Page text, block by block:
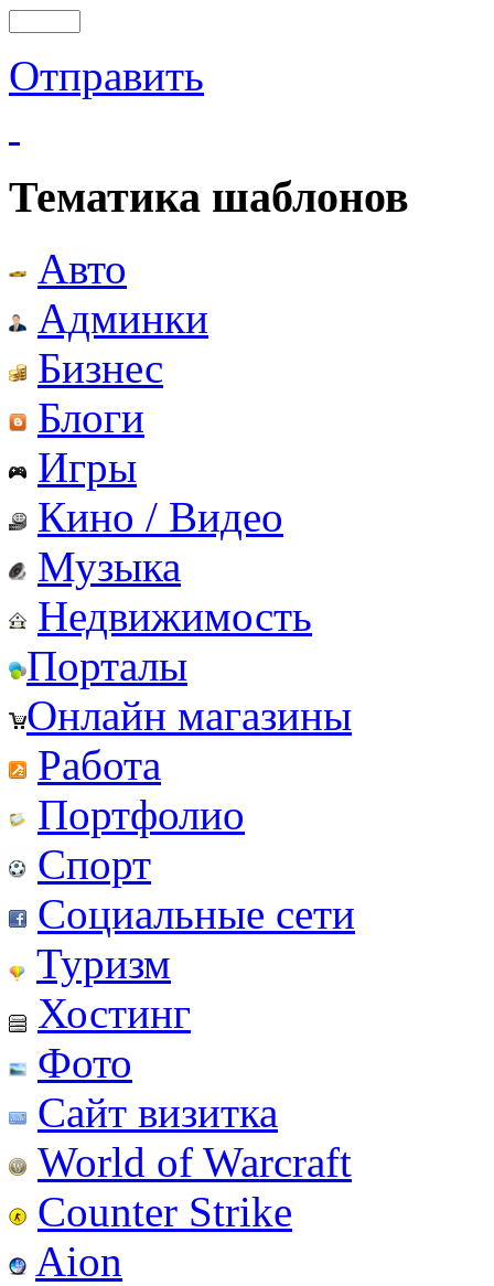
Отправить
Тематика шаблонов
Авто
Админки
Бизнес
Блоги
Игры
Кино / Видео
Музыка
Недвижимость
Порталы
Онлайн магазины
Работа
Портфолио
Спорт
Социальные сети
Туризм
Хостинг
Фото
Сайт визитка
World of Warcraft
Counter Strike
Aion